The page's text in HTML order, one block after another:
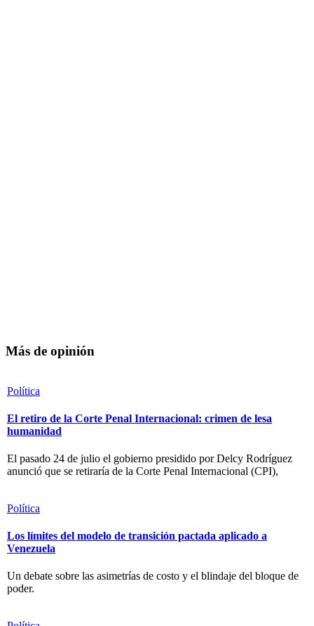
Más de opinión
Política
El retiro de la Corte Penal Internacional: crimen de lesa
humanidad
El pasado 24 de julio el gobierno presidido por Delcy Rodríguez
anunció que se retiraría de la Corte Penal Internacional (CPI),
Política
Los límites del modelo de transición pactada aplicado a
Venezuela
Un debate sobre las asimetrías de costo y el blindaje del bloque de
poder.